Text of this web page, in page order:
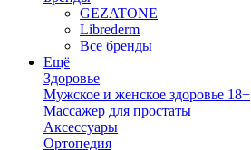
GEZATONE
Librederm
Все бренды
Ещё
Здоровье
Мужское и женское здоровье 18+
Массажер для простаты
Аксессуары
Ортопедия